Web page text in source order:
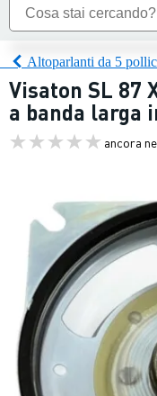
Altoparlanti da 5
Visaton SL 87
a banda larga
ancora